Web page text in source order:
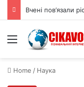
Вчені пов’язали
Menu
Home / Наука